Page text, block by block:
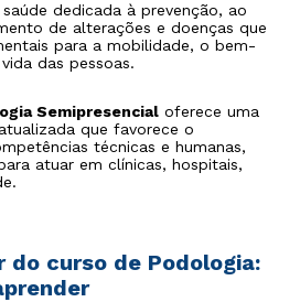
dedicada à prevenção, ao
de alterações e doenças que
para a mobilidade, o bem-
das pessoas.
Semipresencial oferece uma
que favorece o
técnicas e humanas,
atuar em clínicas, hospitais,
do curso de Podologia: